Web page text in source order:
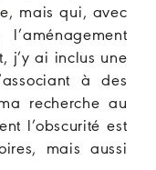
mais qui, avec
j’y ai inclus une
à des
recherche au
l’obscurité est
mais aussi